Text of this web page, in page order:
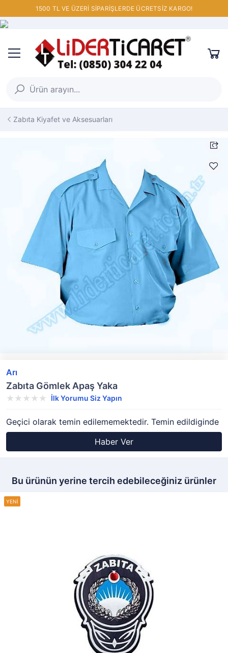
1500 TL VE ÜZERİ SİPARİŞLERDE ÜCRETSİZ KARGO!
Zabıta Kiyafet ve Aksesuarları
Arı
Zabıta Gömlek Apaş Yaka
İlk Yorumu Siz Yapın
Geçici olarak temin edilememektedir. Temin edildiginde
Haber Ver
Bu ürünün yerine tercih edebileceğiniz ürünler